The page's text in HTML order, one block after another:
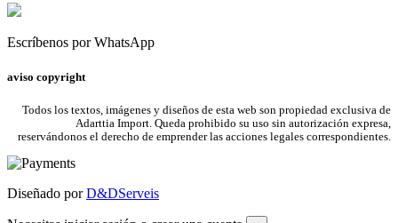
Escríbenos por WhatsApp
aviso copyright
Todos los textos, imágenes y diseños de esta web son propiedad exclusiva de
Adarttia Import. Queda prohibido su uso sin autorización expresa,
reservándonos el derecho de emprender las acciones legales correspondientes.
Diseñado porD&DServeis